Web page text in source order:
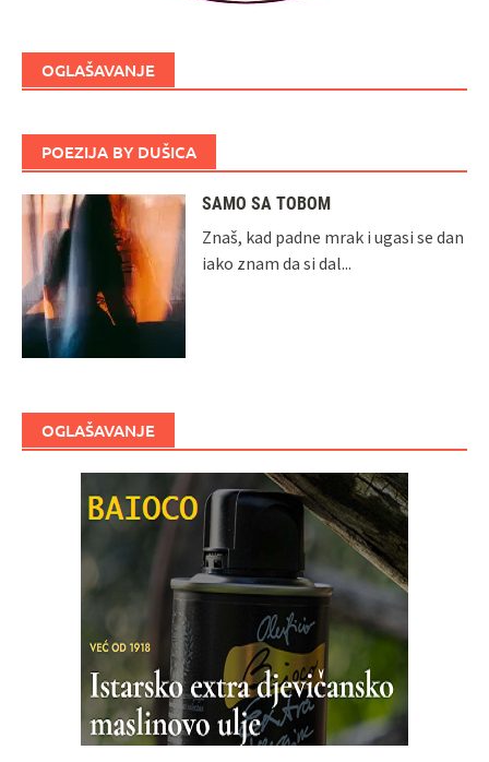
OGLAŠAVANJE
POEZIJA BY DUŠICA
SAMO SA TOBOM
Znaš, kad padne mrak i ugasi se dan
iako znam da si dal...
OGLAŠAVANJE